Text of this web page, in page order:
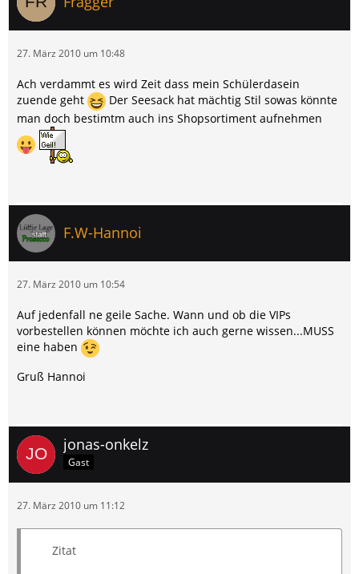
27. März 2010 um 10:48
Ach verdammt es wird Zeit dass mein Schülerdasein
zuende geht
Der Seesack hat mächtig Stil sowas könnte
man doch bestimtm auch ins Shopsortiment aufnehmen
F.W-Hannoi
27. März 2010 um 10:54
Auf jedenfall ne geile Sache. Wann und ob die VIPs
vorbestellen können möchte ich auch gerne wissen...MUSS
eine haben
Gruß Hannoi
jonas-onkelz
Gast
27. März 2010 um 11:12
Zitat